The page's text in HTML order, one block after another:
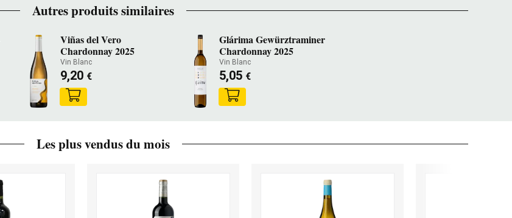
Autres produits similaires
Viñas del Vero
Chardonnay 2025
Vin Blanc
9,20 €
Glárima Gewürztraminer
Chardonnay 2025
Vin Blanc
5,05 €
Les plus vendus du mois